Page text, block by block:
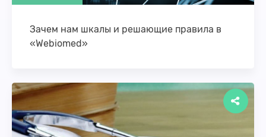
Зачем нам шкалы и решающие правила в
«Webiomed»
медицинского изделия, мы получаем вопросы и
комментарии …